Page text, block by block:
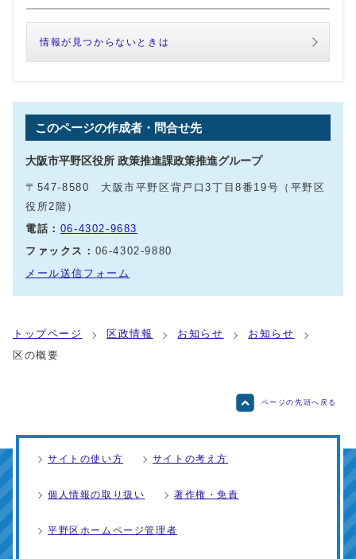
情報が見つからないときは
このページの作成者・問合せ先
大阪市平野区役所 政策推進課政策推進グループ
〒547-8580 大阪市平野区背戸口3丁目8番19号（平野区
役所2階）
電話： 06-4302-9683
ファックス： 06-4302-9880
メール送信フォーム
トップページ 区政情報 お知らせ
お知らせ
区の概要
ページの先頭へ戻る
サイトの使い方 サイトの考え方
個人情報の取り扱い 著作権・免責
平野区ホームページ管理者